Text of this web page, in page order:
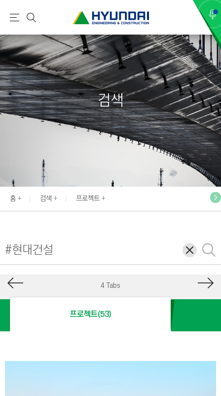
현
건
설
(
H
Y
U
N
E
N
I
N
O
메
뉴
검
색
검색
홈 검색 프로젝트
삭
제
검
색
4 Tabs
프로젝트(53)